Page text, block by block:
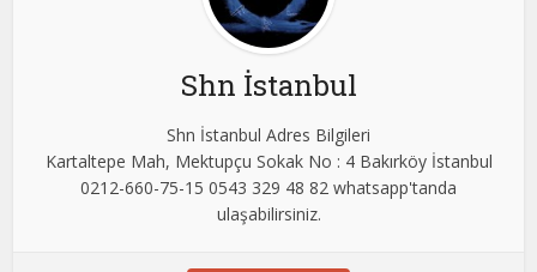
Shn İstanbul
Shn İstanbul Adres Bilgileri
Kartaltepe Mah, Mektupçu Sokak No : 4 Bakırköy İstanbul
0212-660-75-15 0543 329 48 82 whatsapp'tanda
ulaşabilirsiniz.